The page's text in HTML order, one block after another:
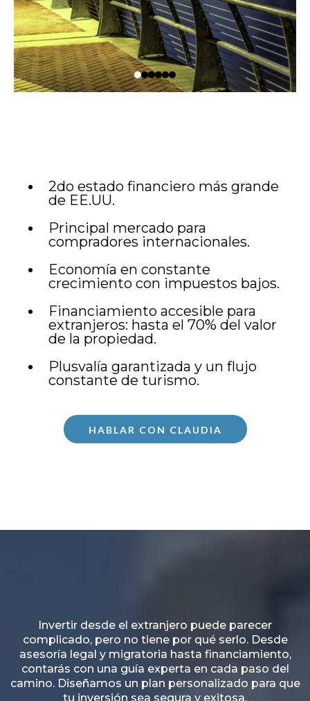
2do estado financiero más grande
de EE.UU.
Principal mercado para
compradores internacionales.
Economía en constante
crecimiento con impuestos bajos.
Financiamiento accesible para
extranjeros: hasta el 70% del valor
de la propiedad.
Plusvalía garantizada y un flujo
constante de turismo.
HABLAR CON CLAUDIA
Invertir desde el extranjero puede parecer
complicado, pero no tiene por qué serlo. Desde
asesoría legal y migratoria hasta financiamiento,
contarás con una guía experta en cada paso del
camino. Diseñamos un plan personalizado para que
tu inversión sea segura y exitosa.